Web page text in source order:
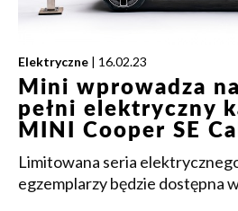
Elektryczne | 16.02.23
Mini wprowadza
pełni elektryczny
MINI Cooper SE
Limitowana seria
egzemplarzy będzie dostępna